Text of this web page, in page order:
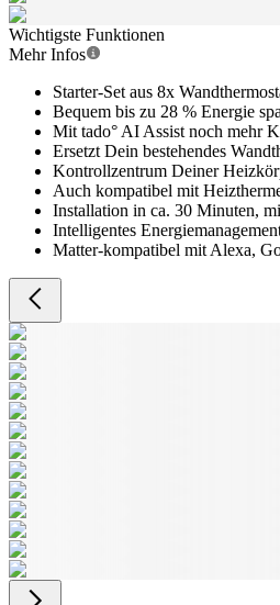
Wichtigste Funktionen
Mehr Infos
Starter-Set aus 8x
Bequem bis zu 28 % Energie
Mit tado° AI Assist noch mehr
Ersetzt Dein bestehendes
Kontrollzentrum Deiner
Auch kompatibel mit
Installation in ca. 30 Minuten,
Intelligentes
Matter-kompatibel mit Alexa,